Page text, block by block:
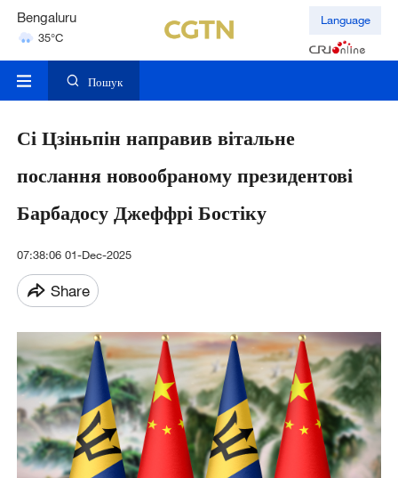
Hyderabad
42°C
Mumbai
Language
Пошук
Сі Цзіньпін направив вітальне
послання новообраному президентові
Барбадосу Джеффрі Бостіку
07:38:06 01-Dec-2025
Share